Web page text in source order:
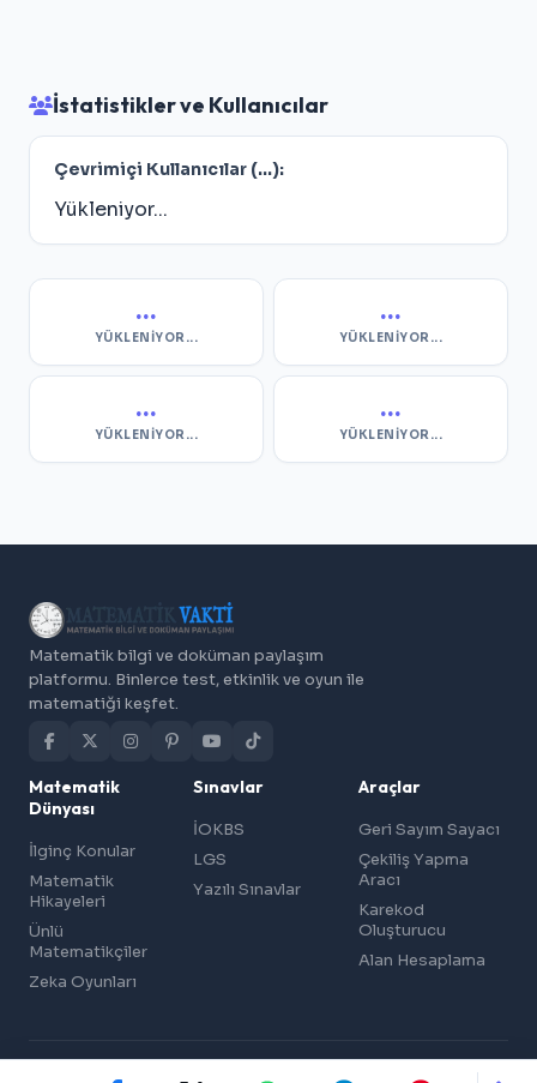
İstatistikler ve Kullanıcılar
Çevrimiçi Kullanıcılar (...):
Yükleniyor...
...
YÜKLENIYOR...
...
YÜKLENIYOR...
...
YÜKLENIYOR...
...
YÜKLENIYOR...
Matematik bilgi ve doküman paylaşım
platformu. Binlerce test, etkinlik ve oyun ile
matematiği keşfet.
Matematik
Dünyası
İlginç Konular
Matematik
Hikayeleri
Ünlü
Matematikçiler
Zeka Oyunları
Sınavlar
İOKBS
LGS
Yazılı Sınavlar
Araçlar
Geri Sayım Sayacı
Çekiliş Yapma
Aracı
Karekod
Oluşturucu
Alan Hesaplama
© 2026 Matematik Vakti — Matematik Bilgi ve Doküman Paylaşımı